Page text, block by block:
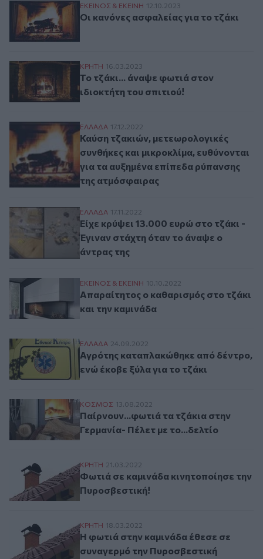
Οι κανόνες ασφαλείας για το τζάκι
ΕΚΕΙΝΟΣ & ΕΚΕΙΝΗ 12.10.2023
Οι κανόνες ασφαλείας για το τζάκι
Το τζάκι... άναψε φωτιά στον ιδιοκτήτη
ΚΡΗΤΗ 16.03.2023
Το τζάκι... άναψε φωτιά στον
ιδιοκτήτη του σπιτιού!
Καύση τζακιών, μετεωρολογικές
ΕΛΛAΔΑ 17.12.2022
Καύση τζακιών, μετεωρολογικές
συνθήκες και μικροκλίμα, ευθύνονται
για τα αυξημένα επίπεδα ρύπανσης
της ατμόσφαιρας
Είχε κρύψει 13.000 ευρώ στο τζάκι -
ΕΛΛAΔΑ 17.11.2022
Είχε κρύψει 13.000 ευρώ στο τζάκι -
Έγιναν στάχτη όταν το άναψε ο
άντρας της
Απαραίτητος ο καθαρισμός στο τζάκι και
ΕΚΕΙΝΟΣ & ΕΚΕΙΝΗ 10.10.2022
Απαραίτητος ο καθαρισμός στο τζάκι
και την καμινάδα
Αγρότης καταπλακώθηκε από δέντρο, ενώ
ΕΛΛAΔΑ 24.09.2022
Αγρότης καταπλακώθηκε από δέντρο,
ενώ έκοβε ξύλα για το τζάκι
Παίρνουν...φωτιά τα τζάκια στην
ΚΟΣΜΟΣ 13.08.2022
Παίρνουν...φωτιά τα τζάκια στην
Γερμανία- Πέλετ με το...δελτίο
Φωτιά σε καμινάδα κινητοποίησε την
ΚΡΗΤΗ 21.03.2022
Φωτιά σε καμινάδα κινητοποίησε την
Πυροσβεστική!
Η φωτιά στην καμινάδα έθεσε σε
ΚΡΗΤΗ 18.03.2022
Η φωτιά στην καμινάδα έθεσε σε
συναγερμό την Πυροσβεστική